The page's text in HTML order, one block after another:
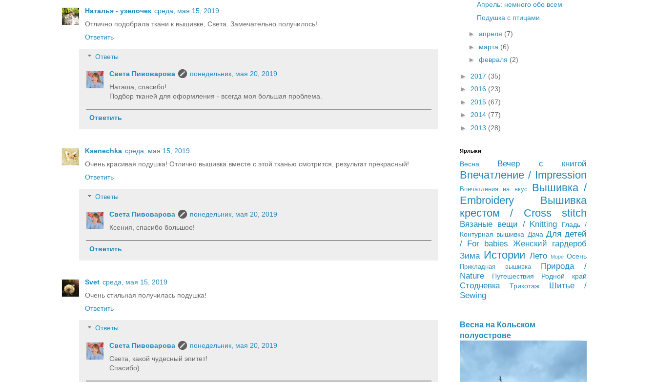
Наталья - узелочек среда, мая 15, 2019
Отлично подобрала ткани к вышивке, Света. Замечательно получилось!
Ответить
Ответы
Света Пивоварова
понедельник, мая 20, 2019
Наташа, спасибо!
Подбор тканей для оформления - всегда моя большая проблема.
Ответить
Ksenechka среда, мая 15, 2019
Очень красивая подушка! Отлично вышивка вместе с этой тканью смотрится, результат прекрасный!
Ответить
Ответы
Света Пивоварова
понедельник, мая 20, 2019
Ксения, спасибо большое!
Ответить
Svet среда, мая 15, 2019
Очень стильная получилась подушка!
Ответить
Ответы
Света Пивоварова
понедельник, мая 20, 2019
Света, какой чудесный эпитет!
Спасибо)
Апрель: немного обо всем
Подушка с птицами
► апреля (7)
► марта (6)
► февраля (2)
► 2017 (35)
► 2016 (23)
► 2015 (67)
► 2014 (77)
► 2013 (28)
Ярлыки
Весна Вечер с книгой
Впечатление / Impression
Впечатления на вкус
Вышивка /
Embroidery
Вышивка
крестом / Cross stitch
Вязаные вещи / Knitting
Гладь /
Контурная вышивка Дача Для детей
/ For babies Женский гардероб
Зима Истории Лето Море Осень
Прикладная вышивка
Природа /
Nature
Путешествия Родной край
Стодневка Трикотаж
Шитье /
Sewing
Весна на Кольском
полуострове